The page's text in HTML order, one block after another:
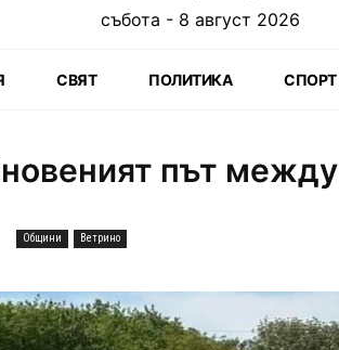
събота - 8 август 2026
СВЯТ ПОЛИТИКА СПОРТ
път между
Общини Ветрино